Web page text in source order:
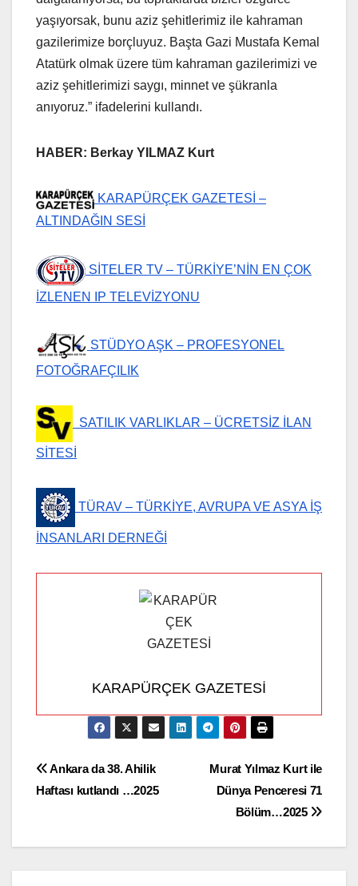
yaşıyorsak, bunu aziz şehitlerimiz ile kahraman
gazilerimize borçluyuz. Başta Gazi Mustafa Kemal
Atatürk olmak üzere tüm kahraman gazilerimizi ve
aziz şehitlerimizi saygı, minnet ve şükranla
anıyoruz.” ifadelerini kullandı.
HABER: Berkay YILMAZ Kurt
KARAPÜRÇEK GAZETESİ –
ALTINDAĞIN SESİ
SİTELER TV – TÜRKİYE’NİN EN ÇOK
İZLENEN IP TELEVİZYONU
STÜDYO AŞK – PROFESYONEL
FOTOĞRAFÇILIK
SATILIK VARLIKLAR – ÜCRETSİZ İLAN
SİTESİ
TÜRAV – TÜRKİYE, AVRUPA VE ASYA İŞ
İNSANLARI DERNEĞİ
KARAPÜRÇEK GAZETESİ
Yazı
Murat Yılmaz Kurt ile
Dünya Penceresi 71
Bölüm…2025
Ankara da 38. Ahilik
Haftası kutlandı …2025